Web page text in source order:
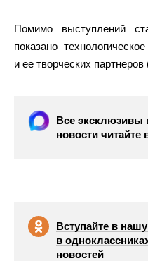
Помимо выступлений
показано
и ее творческих партнеров
Все эксклюзивы
новости
Вступайте в
в
новостей